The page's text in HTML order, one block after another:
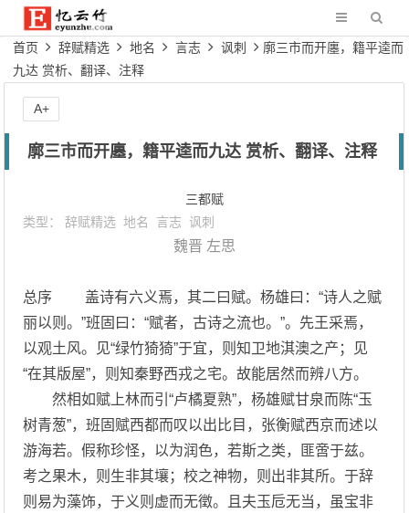
首页 辞赋精选 地名 言志 讽刺
廓三市而开廛，籍平逵而
九达 赏析、翻译、注释
廓三市而开廛，籍平逵而九达 赏析、翻译、注释
三都赋
类型：辞赋精选 地名 言志 讽刺
魏晋 左思
总序 盖诗有六义焉，其二曰赋。杨雄曰：“诗人之赋
丽以则。”班固曰：“赋者，古诗之流也。”。先王采焉，
以观土风。见“绿竹猗猗”于宜，则知卫地淇澳之产；见
“在其版屋”，则知秦野西戎之宅。故能居然而辨八方。
然相如赋上林而引“卢橘夏熟”，杨雄赋甘泉而陈“玉
树青葱”，班固赋西都而叹以出比目，张衡赋西京而述以
游海若。假称珍怪，以为润色，若斯之类，匪啻于兹。
考之果木，则生非其壤；校之神物，则出非其所。于辞
则易为藻饰，于义则虚而无徵。且夫玉卮无当，虽宝非
A+